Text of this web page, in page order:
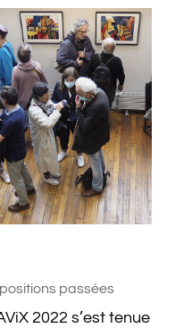
passées
2022 s’est tenue